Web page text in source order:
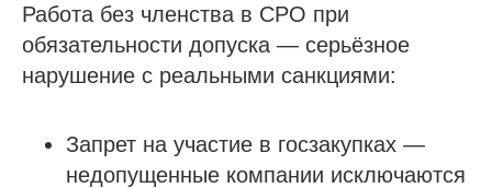
Работа без членства в СРО при
обязательности допуска — серьёзное
нарушение с реальными санкциями:
Запрет на участие в госзакупках —
недопущенные компании исключаются